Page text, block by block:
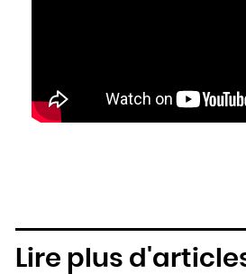
Lire plus